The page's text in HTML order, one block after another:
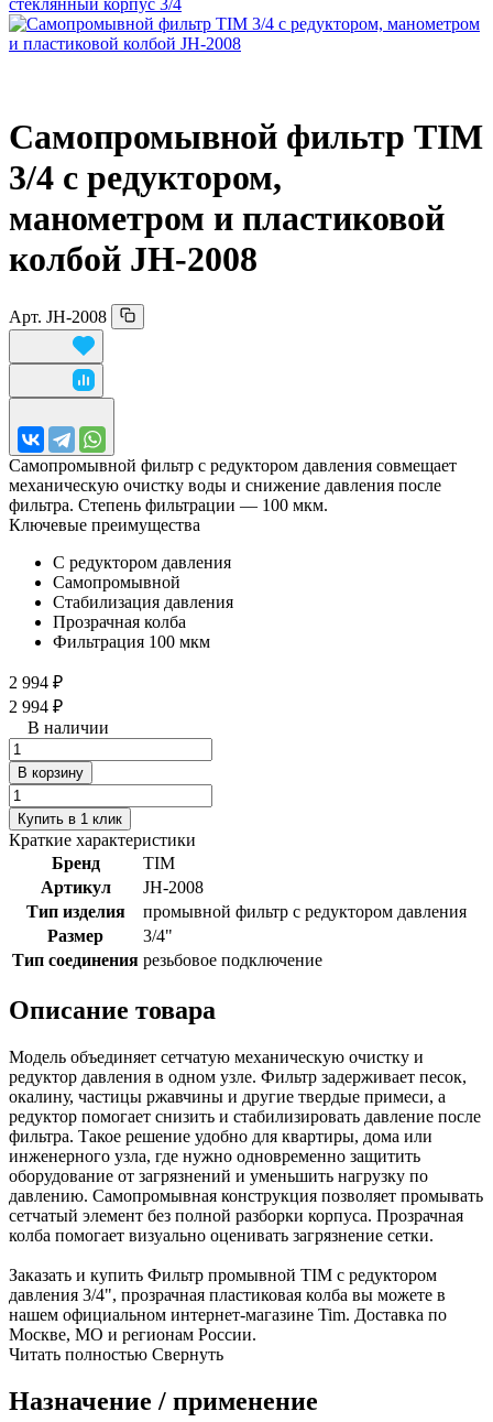
Самопромывной фильтр TIM
3/4 с редуктором,
манометром и пластиковой
колбой JH-2008
Арт. JH-2008
Самопромывной фильтр с редуктором давления совмещает
механическую очистку воды и снижение давления после
фильтра. Степень фильтрации — 100 мкм.
Ключевые преимущества
С редуктором давления
Самопромывной
Стабилизация давления
Прозрачная колба
Фильтрация 100 мкм
2 994 ₽
2 994 ₽
В наличии
В корзину
Купить в 1 клик
Краткие характеристики
Бренд
TIM
Артикул
JH-2008
Тип изделия
промывной фильтр с редуктором давления
Размер
3/4"
Тип соединения резьбовое подключение
Описание товара
Модель объединяет сетчатую механическую очистку и
редуктор давления в одном узле. Фильтр задерживает песок,
окалину, частицы ржавчины и другие твердые примеси, а
редуктор помогает снизить и стабилизировать давление после
фильтра. Такое решение удобно для квартиры, дома или
инженерного узла, где нужно одновременно защитить
оборудование от загрязнений и уменьшить нагрузку по
давлению. Самопромывная конструкция позволяет промывать
сетчатый элемент без полной разборки корпуса. Прозрачная
колба помогает визуально оценивать загрязнение сетки.
Заказать и купить Фильтр промывной TIM с редуктором
давления 3/4", прозрачная пластиковая колба вы можете в
нашем официальном интернет-магазине Tim. Доставка по
Москве, МО и регионам России.
Читать полностью Свернуть
Назначение / применение